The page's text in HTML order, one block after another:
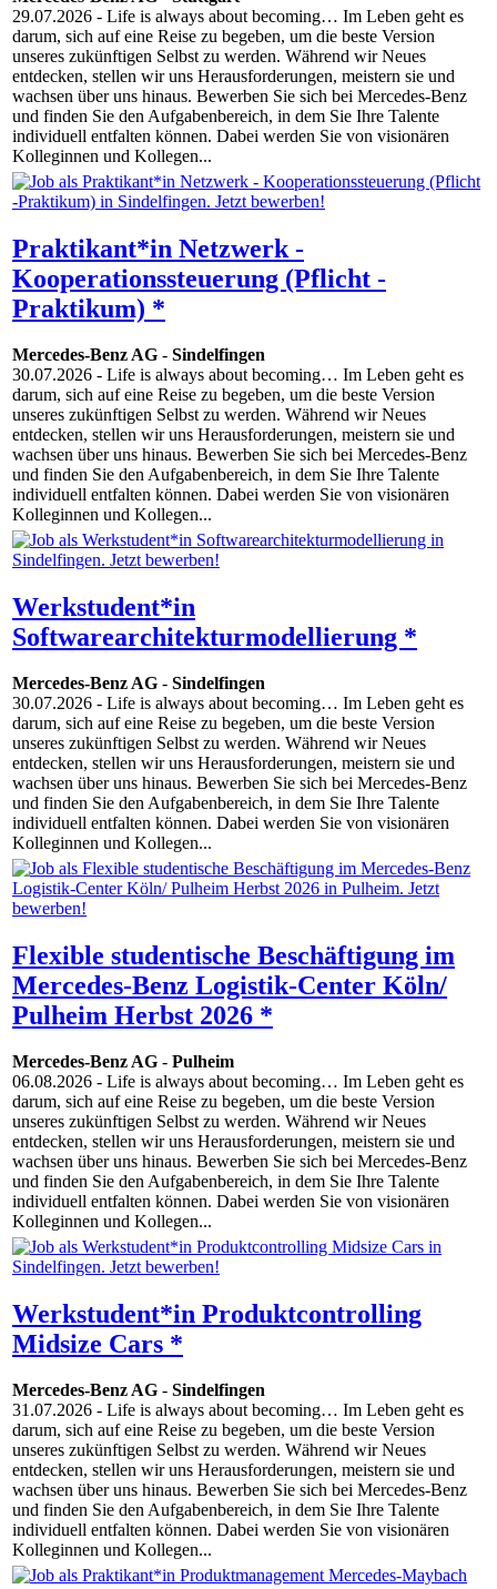
29.07.2026 - Life is always about becoming… Im Leben geht es
darum, sich auf eine Reise zu begeben, um die beste Version
unseres zukünftigen Selbst zu werden. Während wir Neues
entdecken, stellen wir uns Herausforderungen, meistern sie und
wachsen über uns hinaus. Bewerben Sie sich bei Mercedes-Benz
und finden Sie den Aufgabenbereich, in dem Sie Ihre Talente
individuell entfalten können. Dabei werden Sie von visionären
Kolleginnen und Kollegen...
Praktikant*in Netzwerk -
Kooperationssteuerung (Pflicht -
Praktikum) *
Mercedes-Benz AG - Sindelfingen
30.07.2026 - Life is always about becoming… Im Leben geht es
darum, sich auf eine Reise zu begeben, um die beste Version
unseres zukünftigen Selbst zu werden. Während wir Neues
entdecken, stellen wir uns Herausforderungen, meistern sie und
wachsen über uns hinaus. Bewerben Sie sich bei Mercedes-Benz
und finden Sie den Aufgabenbereich, in dem Sie Ihre Talente
individuell entfalten können. Dabei werden Sie von visionären
Kolleginnen und Kollegen...
Werkstudent*in
Softwarearchitekturmodellierung *
Mercedes-Benz AG - Sindelfingen
30.07.2026 - Life is always about becoming… Im Leben geht es
darum, sich auf eine Reise zu begeben, um die beste Version
unseres zukünftigen Selbst zu werden. Während wir Neues
entdecken, stellen wir uns Herausforderungen, meistern sie und
wachsen über uns hinaus. Bewerben Sie sich bei Mercedes-Benz
und finden Sie den Aufgabenbereich, in dem Sie Ihre Talente
individuell entfalten können. Dabei werden Sie von visionären
Kolleginnen und Kollegen...
Flexible studentische Beschäftigung im
Mercedes-Benz Logistik-Center Köln/
Pulheim Herbst 2026 *
Mercedes-Benz AG - Pulheim
06.08.2026 - Life is always about becoming… Im Leben geht es
darum, sich auf eine Reise zu begeben, um die beste Version
unseres zukünftigen Selbst zu werden. Während wir Neues
entdecken, stellen wir uns Herausforderungen, meistern sie und
wachsen über uns hinaus. Bewerben Sie sich bei Mercedes-Benz
und finden Sie den Aufgabenbereich, in dem Sie Ihre Talente
individuell entfalten können. Dabei werden Sie von visionären
Kolleginnen und Kollegen...
Werkstudent*in Produktcontrolling
Midsize Cars *
Mercedes-Benz AG - Sindelfingen
31.07.2026 - Life is always about becoming… Im Leben geht es
darum, sich auf eine Reise zu begeben, um die beste Version
unseres zukünftigen Selbst zu werden. Während wir Neues
entdecken, stellen wir uns Herausforderungen, meistern sie und
wachsen über uns hinaus. Bewerben Sie sich bei Mercedes-Benz
und finden Sie den Aufgabenbereich, in dem Sie Ihre Talente
individuell entfalten können. Dabei werden Sie von visionären
Kolleginnen und Kollegen...